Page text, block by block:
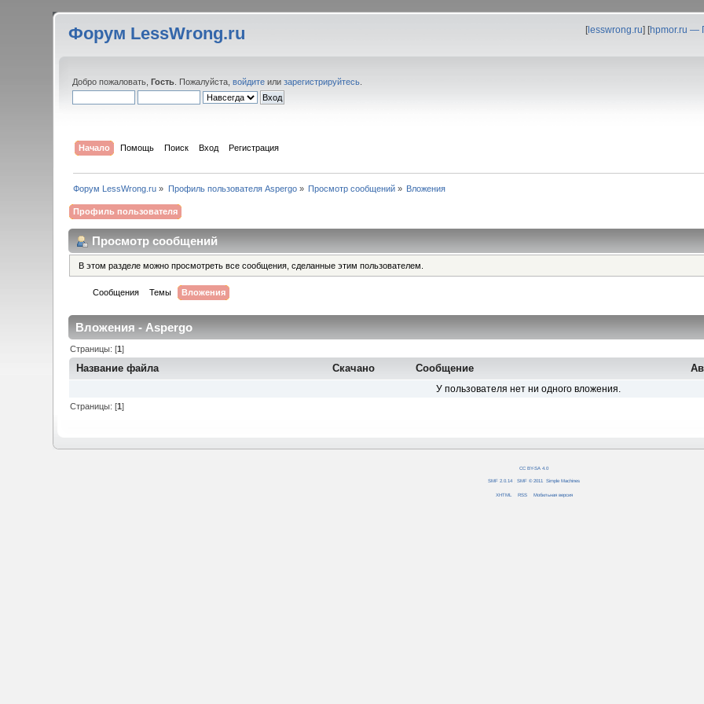
Форум LessWrong.ru [lesswrong.ru] [hpmor.ru
Добро пожаловать,Гость . Пожалуйста,войдите илизарегистрируйтесь
Начало Помощь Поиск Вход Регистрация
Форум LessWrong.ru » Профиль пользователя Aspergo» Просмотр сообщений » Вложения
Профиль пользователя
Просмотр сообщений
В этом разделе можно просмотреть все сообщения, сделанные этим пользователем.
Сообщения Темы Вложения
Вложения - Aspergo
Страницы: [1]
Название файла Скачано Сообщение
У пользователя нет ни одного вложения.
Страницы: [1]
CC BY-SA 4.0
SMF 2.0.14 SMF © 2011 Simple Machines
XHTML RSS Мобильная версия